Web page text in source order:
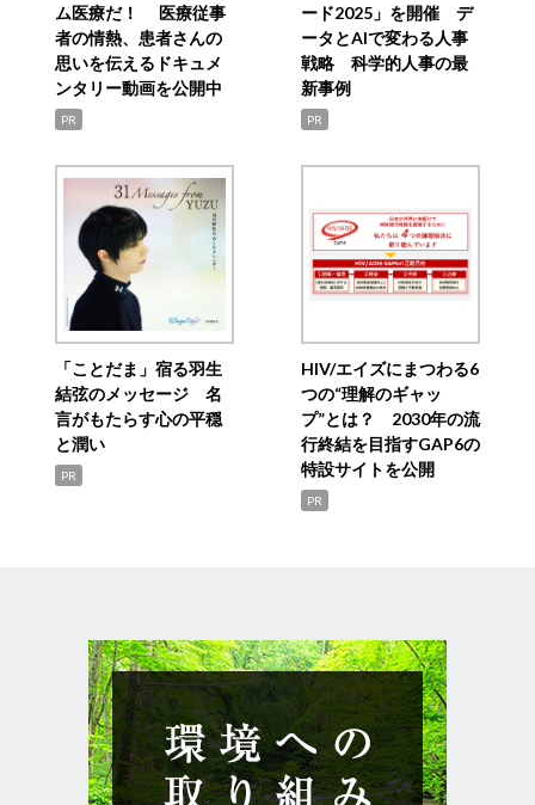
ム医療だ！ 医療従事
者の情熱、患者さんの
思いを伝えるドキュメ
ンタリー動画を公開中
PR
ード2025」を開催 デ
ータとAIで変わる人事
戦略 科学的人事の最
新事例
PR
「ことだま」宿る羽生
結弦のメッセージ 名
言がもたらす心の平穏
と潤い
PR
HIV/エイズにまつわる6
つの“理解のギャッ
プ”とは？ 2030年の流
行終結を目指すGAP6の
特設サイトを公開
PR